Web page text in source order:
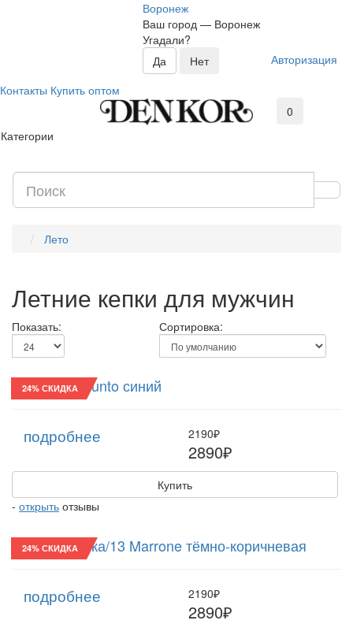
Воронеж
Ваш город — Воронеж
Угадали?
Авторизация
Контакты Купить оптом
0
Категории
Лето
Летние кепки для мужчин
Показать: Сортировка:
24% СКИДКА
Реглан/24 Punto синий
подробнее 2190₽
2890₽
Купить
- открыть отзывы
24% СКИДКА
Восьмиклинка/13 Marrone тёмно-коричневая
подробнее 2190₽
2890₽